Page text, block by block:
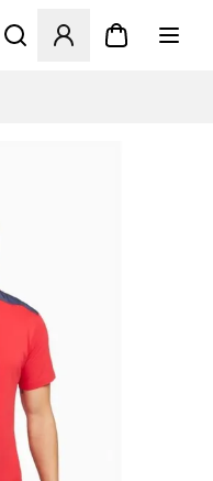
Megnyit egy modált a